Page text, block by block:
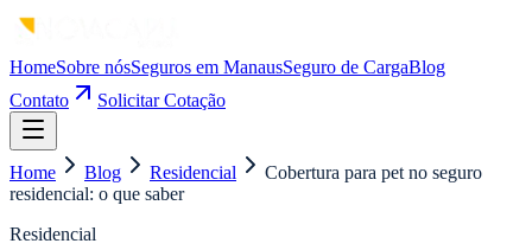
HomeSobre nósSeguros em ManausSeguro de CargaBlog
Contato
Solicitar Cotação
Home Blog Residencial
Cobertura para pet no seguro
residencial: o que saber
Residencial